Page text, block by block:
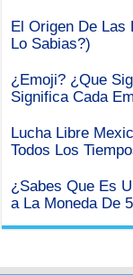
El Origen De
Lo Sabias?)
¿Emoji? ¿Que
Significa Cada
Lucha Libre
Todos Los
¿Sabes Que Es
a La Moneda De